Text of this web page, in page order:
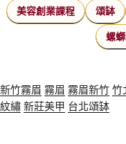
美容創業課程 頌缽
螺
新竹霧眉 霧眉 霧眉新竹竹
紋繡新莊美甲 台北頌缽